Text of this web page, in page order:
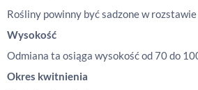
Rośliny powinny być sadzone w
Wysokość
Odmiana ta osiąga wysokość od 70 do
Okres kwitnienia